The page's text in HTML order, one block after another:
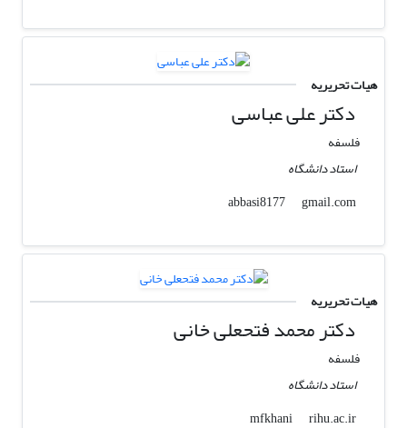
هیات تحریریه
دکتر علی عباسی
فلسفه
استاد دانشگاه
abbasi8177
gmail.com
هیات تحریریه
دکتر محمد فتحعلی خانی
فلسفه
استاد دانشگاه
mfkhani
rihu.ac.ir